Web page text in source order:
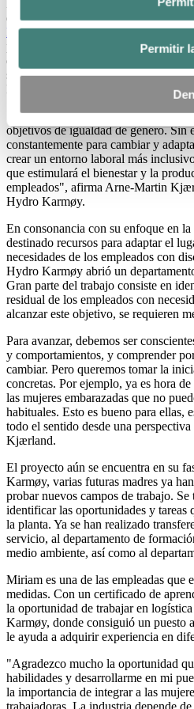
Permitir
Los ajustes se producen tras el
en el programa FiftyFifty, que se
la diversidad, la inclusión y la
programa responde a la creciente
desigualdades de género siguen
sociedad, incluso en la vida laboral.
Karmøy también enfrenta desafíos en
"A pesar de nuestros esfuerzos, no
objetivos de igualdad de género. Sin
constantemente para cambiar y
crear un entorno laboral más
que estimulará el bienestar y la
empleados", afirma Arne-Martin
Hydro Karmøy.
En consonancia con su enfoque en
destinado recursos para adaptar el
necesidades de los empleados con
Hydro Karmøy abrió un
Gran parte del trabajo consiste en
residual de los empleados con
alcanzar este objetivo, se requieren
Para avanzar, debemos ser
y comportamientos, y comprender
cambiar. Pero queremos tomar la
concretas. Por ejemplo, ya es hora
las mujeres embarazadas que no
habituales. Esto es bueno para ellas,
todo el sentido desde una
Kjærland.
El proyecto aún se encuentra en su
Karmøy, varias futuras madres ya
probar nuevos campos de trabajo.
identificar las oportunidades y tareas
la planta. Ya se han realizado
servicio, al departamento de
medio ambiente, así como al
Miriam es una de las empleadas que
medidas. Con un certificado de
la oportunidad de trabajar en
Karmøy, donde consiguió un puesto
le ayuda a adquirir experiencia en
"Agradezco mucho la oportunidad
habilidades y desarrollarme en mi
la importancia de integrar a las
trabajadoras. La industria depende